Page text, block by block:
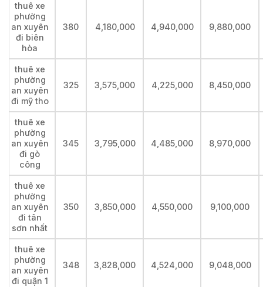
thuê xe
phường
an xuyên
đi biên
hòa
380 4,180,000 4,940,000 9,880,000
thuê xe
phường
an xuyên
đi mỹ tho
325 3,575,000 4,225,000 8,450,000
thuê xe
phường
an xuyên
đi gò
công
345 3,795,000 4,485,000 8,970,000
thuê xe
phường
an xuyên
đi tân
sơn nhất
350 3,850,000 4,550,000 9,100,000
thuê xe
phường
an xuyên
đi quận 1
348 3,828,000 4,524,000 9,048,000